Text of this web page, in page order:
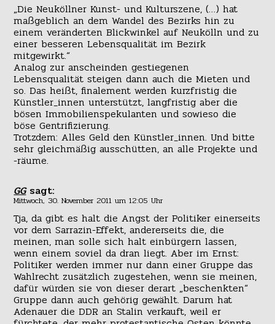
„Die Neuköllner Kunst- und Kulturszene, (…) hat
maßgeblich an dem Wandel des Bezirks hin zu
einem veränderten Blickwinkel auf Neukölln und zu
einer besseren Lebensqualität im Bezirk
mitgewirkt.“
Analog zur anscheinden gestiegenen
Lebensqualität steigen dann auch die Mieten und
so. Das heißt, finalement werden kurzfristig die
Künstler_innen unterstützt, langfristig aber die
bösen Immobilienspekulanten und sowieso die
böse Gentrifizierung.
Trotzdem: Alles Geld den Künstler_innen. Und bitte
sehr gleichmäßig ausschütten, an alle Projekte und
-räume.
GG sagt:
Mittwoch, 30. November 2011 um 12:05 Uhr
Tja, da gibt es halt die Angst der Politiker einerseits
vor dem Sarrazin-Effekt, andererseits die, die
meinen, man solle sich halt einbürgern lassen,
wenn einem soviel da dran liegt. Aber im Ernst:
Politiker werden immer nur dann einer Gruppe das
Wahlrecht zusätzlich zugestehen, wenn sie meinen,
dafür würden sie von dieser derart „beschenkten“
Gruppe dann auch gehörig gewählt. Darum hat
Adenauer die DDR an Stalin verkauft, weil er